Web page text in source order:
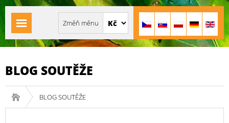
BLOG SOUTĚŽE
BLOG SOUTĚŽE